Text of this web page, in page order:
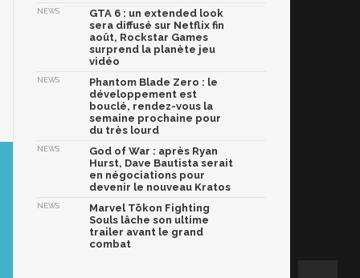
NEWS
GTA 6 : un extended look
sera diffusé sur Netflix fin
août, Rockstar Games
surprend la planète jeu
vidéo
NEWS
Phantom Blade Zero : le
développement est
bouclé, rendez-vous la
semaine prochaine pour
du très lourd
NEWS
God of War : après Ryan
Hurst, Dave Bautista serait
en négociations pour
devenir le nouveau Kratos
NEWS
Marvel Tōkon Fighting
Souls lâche son ultime
trailer avant le grand
combat